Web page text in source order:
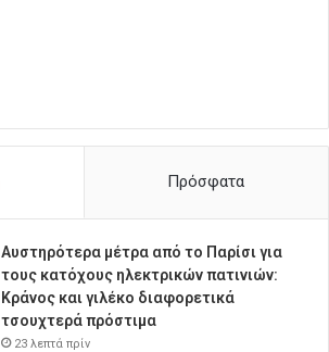
Πρόσφατα
Αυστηρότερα μέτρα από το Παρίσι για
τους κατόχους ηλεκτρικών πατινιών:
Κράνος και γιλέκο διαφορετικά
τσουχτερά πρόστιμα
23 λεπτά πρίν